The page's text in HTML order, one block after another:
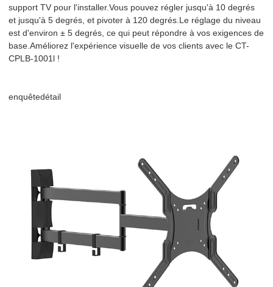
support TV pour l'installer.Vous pouvez régler jusqu'à 10 degrés
et jusqu'à 5 degrés, et pivoter à 120 degrés.Le réglage du niveau
est d'environ ± 5 degrés, ce qui peut répondre à vos exigences de
base.Améliorez l'expérience visuelle de vos clients avec le CT-
CPLB-1001l !
enquêtedétail